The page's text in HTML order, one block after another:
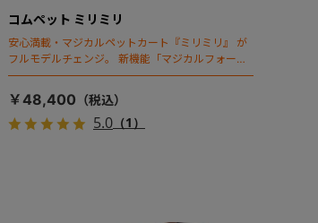
コムペット ミリミリ
安心満載・マジカルペットカート『ミリミリ』 が
フルモデルチェンジ。 新機能「マジカルフォール
ディング」搭載
￥48,400
5.0（1）